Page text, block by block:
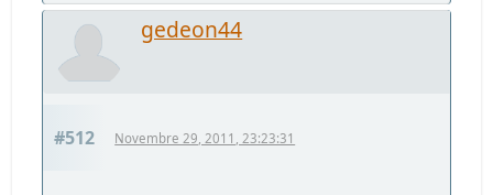
gedeon44
#512 Novembre 29, 2011, 23:23:31